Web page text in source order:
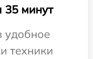
35 минут
удобное
техники